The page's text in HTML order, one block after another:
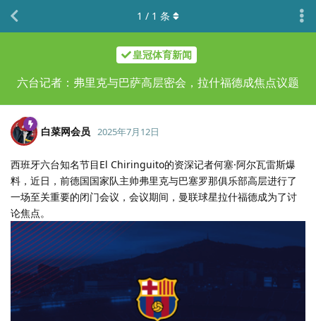
皇冠体育新闻
六台记者：弗里克与巴萨高层密会，拉什福德成焦点议题
1 / 1 条
白菜网会员 2025年7月12日
西班牙六台知名节目El Chiringuito的资深记者何塞·阿尔瓦雷斯爆
料，近日，前德国国家队主帅弗里克与巴塞罗那俱乐部高层进行了
一场至关重要的闭门会议，会议期间，曼联球星拉什福德成为了讨
论焦点。